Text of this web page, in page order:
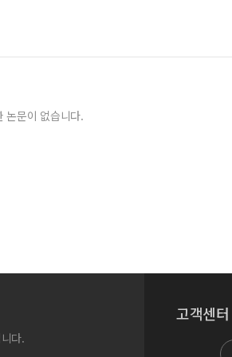
논문이 없습니다.
다.
고객센터